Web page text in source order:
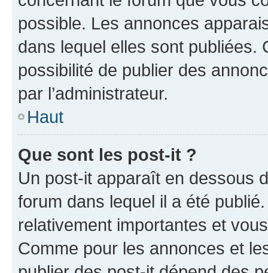
possible. Les annonces
dans lequel elles sont publiées.
possibilité de publier des
par l’administrateur.
Haut
Que sont les post-it ?
Un post-it apparaît en dessous
forum dans lequel il a été
relativement importantes et
Comme pour les annonces et